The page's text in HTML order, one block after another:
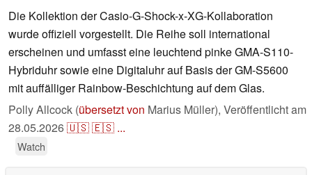
Die Kollektion der Casio-G-Shock-x-XG-Kollaboration
wurde offiziell vorgestellt. Die Reihe soll international
erscheinen und umfasst eine leuchtend pinke GMA-S110-
Hybriduhr sowie eine Digitaluhr auf Basis der GM-S5600
mit auffälliger Rainbow-Beschichtung auf dem Glas.
Polly Allcock (übersetzt von Marius Müller), Veröffentlicht am
28.05.2026🇺🇸🇪🇸 ...
Watch